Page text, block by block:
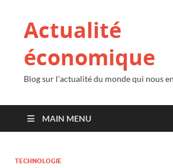
Actualité
économique
Blog sur l'actualité du monde qui nous
MAIN MENU
TECHNOLOGIE